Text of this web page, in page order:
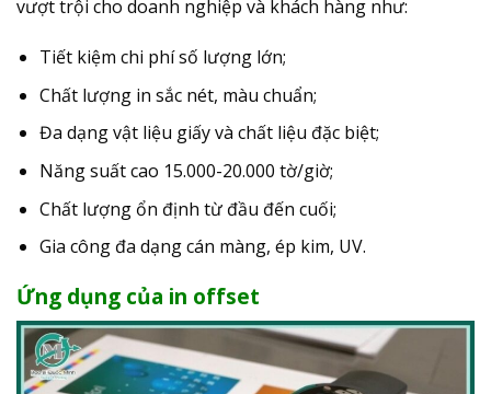
vượt trội cho doanh nghiệp và khách hàng như:
Tiết kiệm chi phí số lượng lớn;
Chất lượng in sắc nét, màu chuẩn;
Đa dạng vật liệu giấy và chất liệu đặc biệt;
Năng suất cao 15.000-20.000 tờ/giờ;
Chất lượng ổn định từ đầu đến cuối;
Gia công đa dạng cán màng, ép kim, UV.
Ứng dụng của in offset